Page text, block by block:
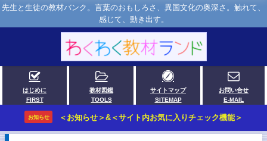
先生と生徒の教材バンク。言葉のおもしろさ、異国文化の奥深さ。触れて、
感じて、動き出す。
はじめに
FIRST
教材図鑑
TOOLS
サイトマップ
SITEMAP
お問い合せ
E-MAIL
お知らせ ＜お知らせ＞&＜サイト内お気に入りチェック機能＞